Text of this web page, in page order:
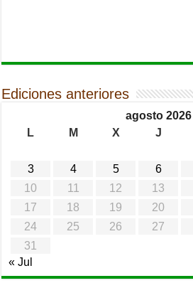
Ediciones anteriores
agosto 2026
L
M X J
3
4 5 6
10
11 12 13
17
18 19 20
24
25 26 27
31
« Jul